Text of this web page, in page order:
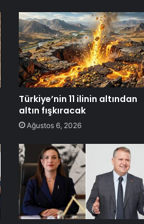
Türkiye’nin 11 ilinin altından
altın fışkıracak
Ağustos 6, 2026